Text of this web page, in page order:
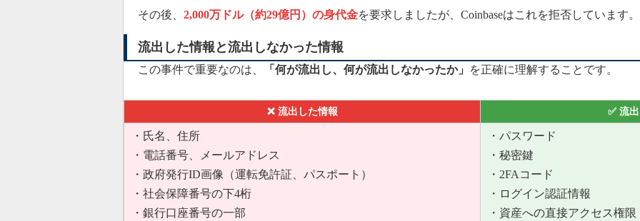
その後、 2,000万ドル（約29億円）の身代金を要求しましたが、Coinbaseはこれを拒否しています。
流出した情報と流出しなかった情報
この事件で重要なのは、 「何が流出し、何が流出しなかったか」 を正確に理解することです。
❌ 流出した情報 ✅ 流
・氏名、住所
・電話番号、メールアドレス
・政府発行ID画像（運転免許証、パスポート）
・社会保障番号の下4桁
・銀行口座番号の一部
・パスワード
・秘密鍵
・2FAコード
・ログイン認証情報
・資産への直接アクセス権限